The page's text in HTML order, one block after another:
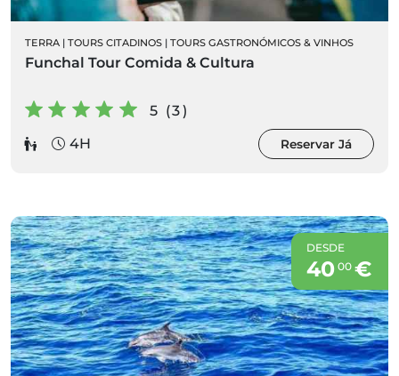
TERRA | TOURS CITADINOS | TOURS GASTRONÓMICOS & VINHOS
Funchal Tour Comida & Cultura
5 (3)
4H
Reservar Já
DESDE
40 00€